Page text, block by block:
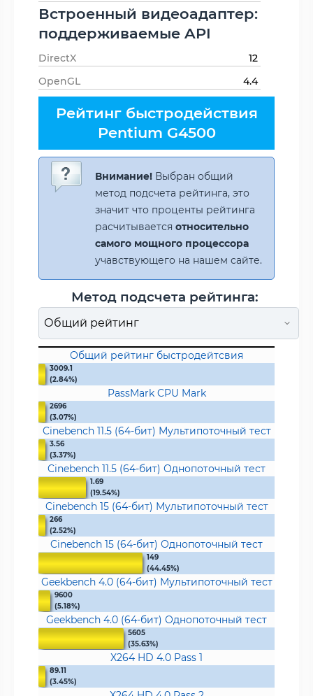
Встроенный видеоадаптер:
поддерживаемые API
DirectX
12
OpenGL
4.4
Рейтинг быстродействия
Pentium G4500
Внимание! Выбран общий
метод подсчета рейтинга, это
значит что проценты рейтинга
расчитывается относительно
самого мощного процессора
учавствующего на нашем сайте.
Метод подсчета рейтинга:
Общий рейтинг быстродейтсвия
3009.1
(2.84%)
PassMark CPU Mark
2696
(3.07%)
Cinebench 11.5 (64-бит) Мультипоточный тест
3.56
(3.37%)
Cinebench 11.5 (64-бит) Однопоточный тест
1.69
(19.54%)
Cinebench 15 (64-бит) Мультипоточный тест
266
(2.52%)
Cinebench 15 (64-бит) Однопоточный тест
149
(44.45%)
Geekbench 4.0 (64-бит) Мультипоточный тест
9600
(5.18%)
Geekbench 4.0 (64-бит) Однопоточный тест
5605
(35.63%)
X264 HD 4.0 Pass 1
89.11
(3.45%)